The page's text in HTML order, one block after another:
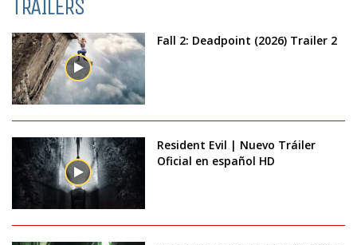
TRAILERS
Fall 2: Deadpoint (2026) Trailer 2
Resident Evil | Nuevo Tráiler
Oficial en español HD